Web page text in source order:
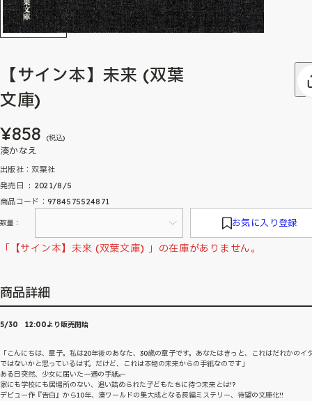
【サイン本】未来 (双葉
文庫)
¥858 (税込)
湊かなえ
出版社：双葉社
発売日 ‏ : ‎ 2021/8/5
商品コード：9784575524871
数量： お気に入り登録
「【サイン本】未来 (双葉文庫) 」の在庫がありません。
商品詳細
5/30 12:00より販売開始
「こんにちは、章子。私は20年後のあなた、30歳の章子です。あなたはきっと、これはだれかのイ
ではないかと思っているはず。だけど、これは本物の未来からの手紙なのです」
ある日突然、少女に届いた一通の手紙──。
家にも学校にも居場所のない、追い詰められた子どもたちに待つ未来とは!?
デビュー作『告白』から10年、湊ワールドの集大成となる長編ミステリー、待望の文庫化!!